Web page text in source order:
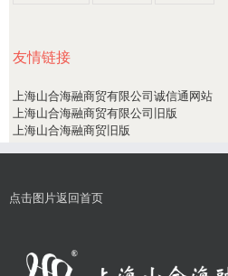
友情链接
上海山合海融商贸有限公司诚信通网站
上海山合海融商贸有限公司旧版
上海山合海融商贸旧版
点击图片返回首页